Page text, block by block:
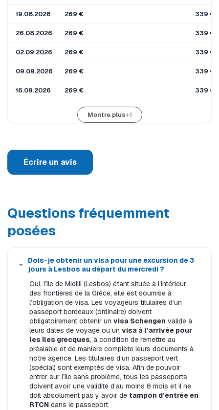
19.08.2026 269 € 339 €
26.08.2026 269 € 339 €
02.09.2026 269 € 339 €
09.09.2026 269 € 339 €
16.09.2026 269 € 339 €
Montre plus+1
Écrire un avis
Questions fréquemment
posées
Dois-je obtenir un visa pour une excursion de 3
jours à Lesbos au départ du mercredi ?
Oui, l’île de Midilli (Lesbos) étant située à l’intérieur
des frontières de la Grèce, elle est soumise à
l’obligation de visa. Les voyageurs titulaires d’un
passeport bordeaux (ordinaire) doivent
obligatoirement obtenir un visa Schengen valide à
leurs dates de voyage ou un visa à l’arrivée pour
les îles grecques, à condition de remettre au
préalable et de manière complète leurs documents à
notre agence. Les titulaires d’un passeport vert
(spécial) sont exemptés de visa. Afin de pouvoir
entrer sur l’île sans problème, tous les passeports
doivent avoir une validité d’au moins 6 mois et il ne
doit absolument pas y avoir de tampon d’entrée en
RTCN dans le passeport.